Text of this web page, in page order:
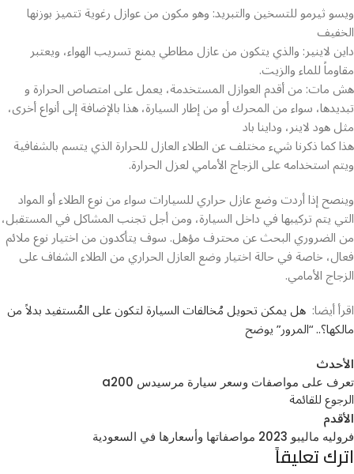
ويسو ثيرمو للتسخين والتبريد: وهو مكون من عوازل رغوية تتميز بوزنها
الخفيف
داين لاينير: والذي يتكون من عازل مطاطي يمنع تسريب الهواء، ويعتبر
مقاوماً للماء والزيت.
هش مات: من أقدم العوازل المستخدمة، يعمل على امتصاص الحرارة و
تبديدها، سواء من المحرك أو من إطار السيارة، هذا بالإضافة إلى أنواع أخرى،
مثل هود لاينر، وداينا باد
هذا كما ذكرنا شيء مختلف عن الطلاء العازل للحرارة الذي يتسم بالشفافية
ويتم استخدامه على الزجاج الأمامي لعزل الحرارة.
وينصح إذا أردت وضع عازل حراري للسيارات سواء من نوع الطلاء أو المواد
التي يتم تركيبها في داخل السيارة، ومن أجل تجنب المشاكل في المستقبل،
من الضروري البحث عن محترف مؤهل. سوف يتأكدون من اختيار نوع ملائم
فعال، خاصة في حالة اختيار وضع العازل الحراري من الطلاء الشفاف على
الزجاج الأمامي.
اقرأ أيضا: هل يمكن تحويل مُخالفات السيارة لتكون على المُستفيد بدلاً من
مالكها؟.. “المرور” يوضح
الأحدث
تعرف على مواصفات وسعر سيارة مرسيدس a200
الرجوع للقائمة
الأقدم
فروليه ماليبو 2023 مواصفاتها وأسعارها في السعودية
اترك تعليقاً